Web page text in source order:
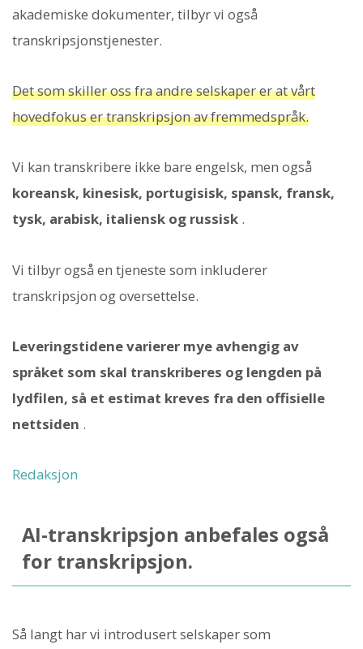
akademiske dokumenter, tilbyr vi også
transkripsjonstjenester.
Det som skiller oss fra andre selskaper er at vårt
hovedfokus er transkripsjon av fremmedspråk.
Vi kan transkribere ikke bare engelsk, men også
koreansk, kinesisk, portugisisk, spansk, fransk,
tysk, arabisk, italiensk og russisk .
Vi tilbyr også en tjeneste som inkluderer
transkripsjon og oversettelse.
Leveringstidene varierer mye avhengig av
språket som skal transkriberes og lengden på
lydfilen, så et estimat kreves fra den offisielle
nettsiden .
Redaksjon
AI-transkripsjon anbefales også
for transkripsjon.
Så langt har vi introdusert selskaper som